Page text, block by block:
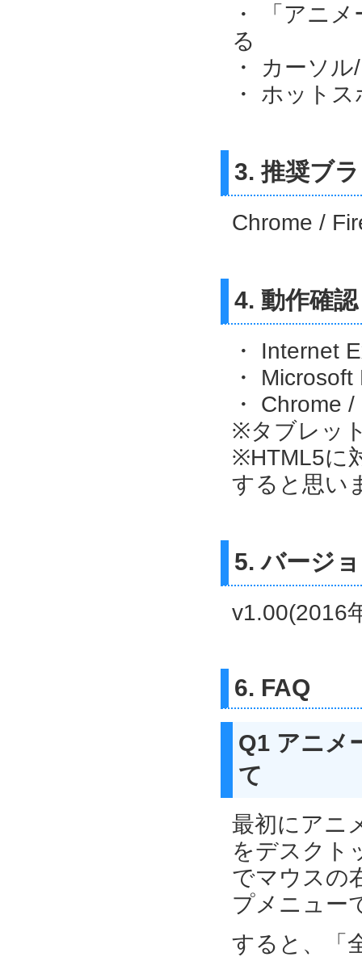
・ 「アニ
る
・ カーソ
・ ホット
3. 推奨ブ
Chrome /
4. 動作確認
・ Internet
・
・ Chrome
※タブレッ
※HTML5に
すると思い
5. バージ
v1.00(2016
6. FAQ
Q1 アニメ
て
最初にアニ
をデスクト
でマウスの
プメニュー
すると、「